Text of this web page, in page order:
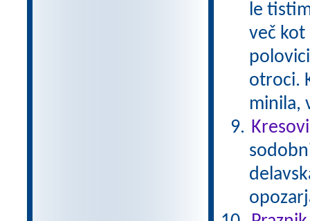
le
več kot
otroci.
minila,
Kresovi